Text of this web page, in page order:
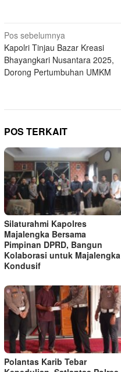
Navigasi
pos
Pos sebelumnya
Kapolri Tinjau Bazar Kreasi
Bhayangkari Nusantara 2025,
Dorong Pertumbuhan UMKM
POS TERKAIT
Silaturahmi Kapolres
Majalengka Bersama
Pimpinan DPRD, Bangun
Kolaborasi untuk Majalengka
Kondusif
Polantas Karib Tebar